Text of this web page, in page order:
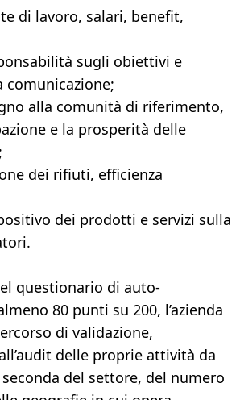
di lavoro, salari, benefit,
sugli obiettivi e
comunicazione;
alla comunità di riferimento,
e la prosperità delle
dei rifiuti, efficienza
dei prodotti e servizi sulla
questionario di auto-
80 punti su 200, l’azienda
di validazione,
delle proprie attività da
del settore, del numero